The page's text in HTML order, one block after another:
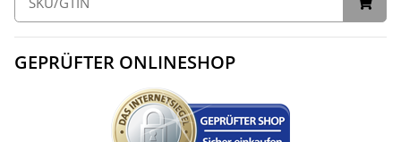
GEPRÜFTER ONLINESHOP